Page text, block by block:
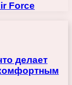
Force
делает